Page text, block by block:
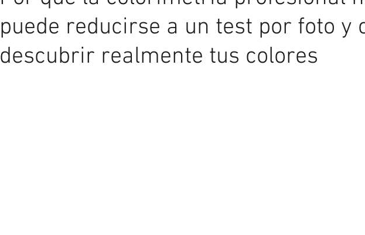
puede reducirse a un test por foto y
descubrir realmente tus colores